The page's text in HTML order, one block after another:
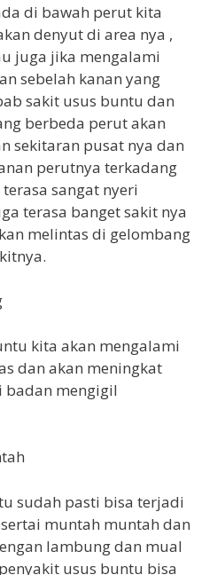
di bawah perut kita
denyut di area nya ,
juga jika mengalami
sebelah kanan yang
sakit usus buntu dan
berbeda perut akan
sekitaran pusat nya dan
perutnya terkadang
sangat nyeri
terasa banget sakit nya
melintas di gelombang
kita akan mengalami
dan akan meningkat
badan mengigil
sudah pasti bisa terjadi
muntah muntah dan
lambung dan mual
usus buntu bisa